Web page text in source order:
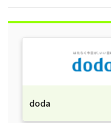
doda